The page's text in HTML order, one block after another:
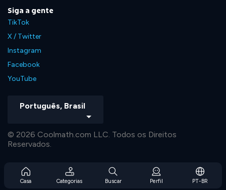
Casa Categorias Buscar Perfil PT-BR
Siga a gente
TikTok
X / Twitter
Instagram
Facebook
YouTube
Português, Brasil
© 2026 Coolmath.com LLC. Todos os Direitos
Reservados.